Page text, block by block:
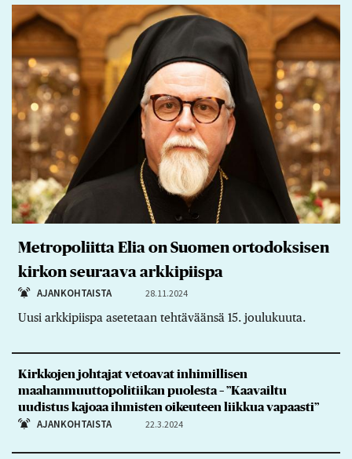
Metropoliitta Elia on Suomen ortodoksisen
kirkon seuraava arkkipiispa
AJANKOHTAISTA 28.11.2024
Uusi arkkipiispa asetetaan tehtäväänsä 15. joulukuuta.
Kirkkojen johtajat vetoavat inhimillisen
maahanmuuttopolitiikan puolesta – ”Kaavailtu
uudistus kajoaa ihmisten oikeuteen liikkua vapaasti”
AJANKOHTAISTA 22.3.2024